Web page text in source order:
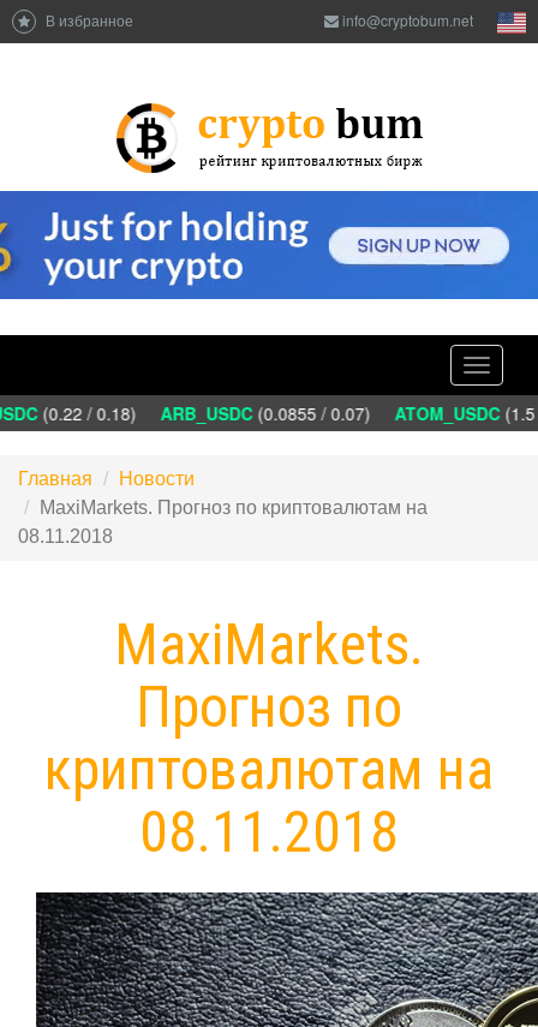
В избранное info@cryptobum.net
Toggle
(0.22 / 0.18) ARB_USDC(0.0855 / 0.07) ATOM_USDC(1.5
Главная
Новости
MaxiMarkets. Прогноз по криптовалютам на
08.11.2018
MaxiMarkets.
Прогноз по
криптовалютам на
08.11.2018